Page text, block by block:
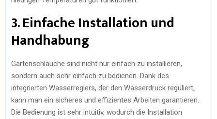
3. Einfache Installation und
Handhabung
Gartenschläuche sind nicht nur einfach zu installieren,
sondern auch sehr einfach zu bedienen. Dank des
integrierten Wasserreglers, der den Wasserdruck reguliert,
kann man ein sicheres und effizientes Arbeiten garantieren.
Die Bedienung ist sehr intuitiv, wodurch die Installation